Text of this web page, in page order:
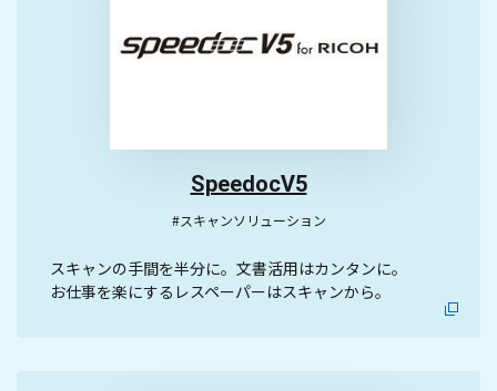
SpeedocV5
#スキャンソリューション
スキャンの手間を半分に。文書活用はカンタンに。
お仕事を楽にするレスペーパーはスキャンから。